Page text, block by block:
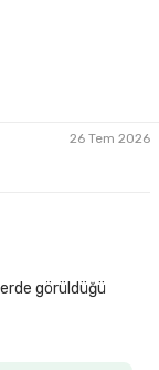
26 Tem 2026
görüldüğü